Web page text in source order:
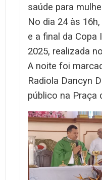
saúde para
No dia 24 às
e a final da Copa
2025, realizada
A noite foi
Radiola Dancyn
público na Praça